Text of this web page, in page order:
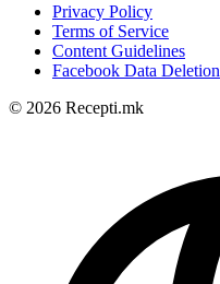
Privacy Policy
Terms of Service
Content Guidelines
Facebook Data Deletion
© 2026 Recepti.mk